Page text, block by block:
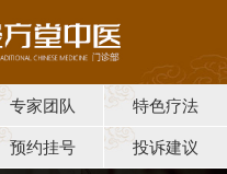
专家团队 特色疗法
预约挂号 投诉建议